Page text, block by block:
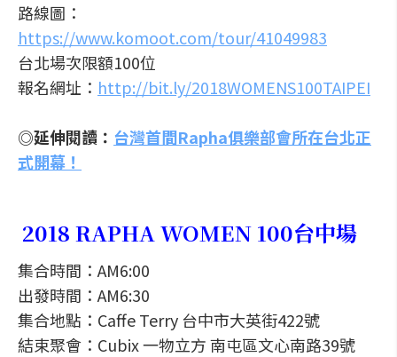
路線圖：
https://www.komoot.com/tour/41049983
台北場次限額100位
報名網址： http://bit.ly/2018WOMENS100TAIPEI
◎延伸閱讀： 台灣首間Rapha俱樂部會所在台北正
式開幕！
2018 RAPHA WOMEN 100台中場
集合時間：AM6:00
出發時間：AM6:30
集合地點：Caffe Terry 台中市大英街422號
結束聚會：Cubix 一物立方 南屯區文心南路39號